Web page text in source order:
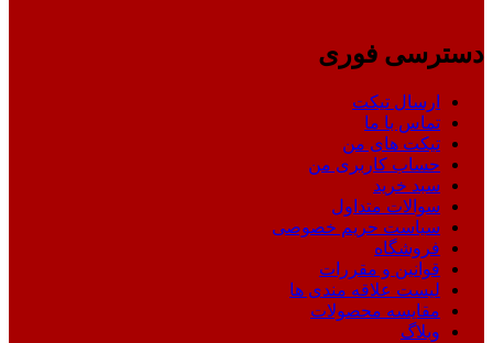
دسترسی فوری
ارسال تیکت
تماس با ما
تیکت های من
حساب کاربری من
سبد خرید
سوالات متداول
سیاست حریم خصوصی
فروشگاه
قوانین و مقررات
لیست علاقه مندی ها
مقایسه محصولات
وبلاگ